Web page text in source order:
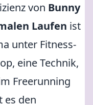
von Bunny
Laufen ist
unter Fitness-
eine Technik,
Freerunning
es den